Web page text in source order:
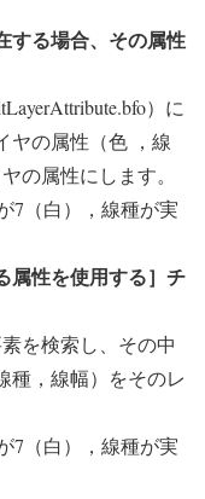
する場合、その属性
）に
ヤの属性（色 ，線
の属性にします。
（白），線種が実
属性を使用する］チ
を検索し、その中
種，線幅）をそのレ
（白），線種が実